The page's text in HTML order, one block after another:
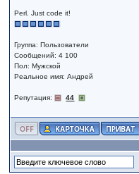
Perl. Just code it!
Группа: Пользователи
Сообщений: 4 100
Пол: Мужской
Реальное имя: Андрей
Репутация: 44